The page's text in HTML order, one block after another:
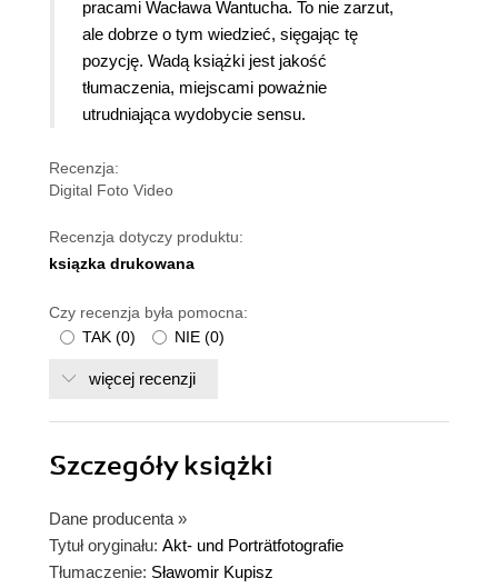
pracami Wacława Wantucha. To nie zarzut,
ale dobrze o tym wiedzieć, sięgając tę
pozycję. Wadą książki jest jakość
tłumaczenia, miejscami poważnie
utrudniająca wydobycie sensu.
Recenzja:
Digital Foto Video
Recenzja dotyczy produktu:
ksiązka drukowana
Czy recenzja była pomocna:
TAK (0) NIE (0)
więcej recenzji
Szczegółyksiążki
Dane producenta »
Tytuł oryginału: Akt- und Porträtfotografie
Tłumaczenie: Sławomir Kupisz